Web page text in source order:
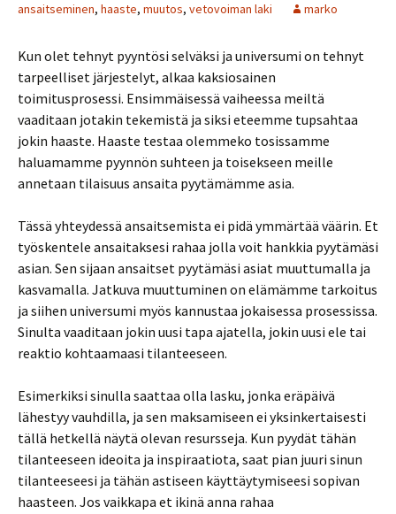
ansaitseminen, haaste, muutos, vetovoiman laki marko
Kun olet tehnyt pyyntösi selväksi ja universumi on tehnyt
tarpeelliset järjestelyt, alkaa kaksiosainen
toimitusprosessi. Ensimmäisessä vaiheessa meiltä
vaaditaan jotakin tekemistä ja siksi eteemme tupsahtaa
jokin haaste. Haaste testaa olemmeko tosissamme
haluamamme pyynnön suhteen ja toisekseen meille
annetaan tilaisuus ansaita pyytämämme asia.
Tässä yhteydessä ansaitsemista ei pidä ymmärtää väärin. Et
työskentele ansaitaksesi rahaa jolla voit hankkia pyytämäsi
asian. Sen sijaan ansaitset pyytämäsi asiat muuttumalla ja
kasvamalla. Jatkuva muuttuminen on elämämme tarkoitus
ja siihen universumi myös kannustaa jokaisessa prosessissa.
Sinulta vaaditaan jokin uusi tapa ajatella, jokin uusi ele tai
reaktio kohtaamaasi tilanteeseen.
Esimerkiksi sinulla saattaa olla lasku, jonka eräpäivä
lähestyy vauhdilla, ja sen maksamiseen ei yksinkertaisesti
tällä hetkellä näytä olevan resursseja. Kun pyydät tähän
tilanteeseen ideoita ja inspiraatiota, saat pian juuri sinun
tilanteeseesi ja tähän astiseen käyttäytymiseesi sopivan
haasteen. Jos vaikkapa et ikinä anna rahaa